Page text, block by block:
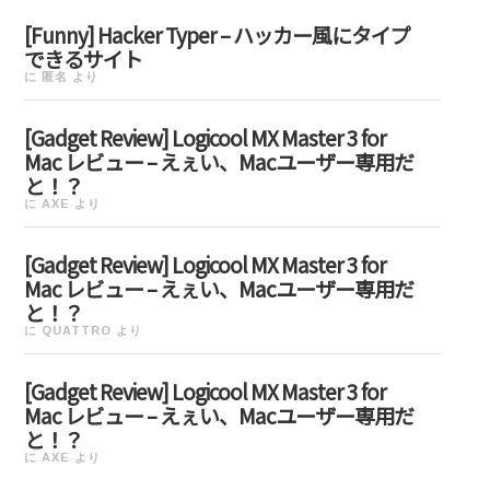
[Funny] Hacker Typer – ハッカー風にタイプ
できるサイト
に 匿名 より
[Gadget Review] Logicool MX Master 3 for
Mac レビュー – えぇい、Macユーザー専用だ
と！？
に AXE より
[Gadget Review] Logicool MX Master 3 for
Mac レビュー – えぇい、Macユーザー専用だ
と！？
に QUATTRO より
[Gadget Review] Logicool MX Master 3 for
Mac レビュー – えぇい、Macユーザー専用だ
と！？
に AXE より